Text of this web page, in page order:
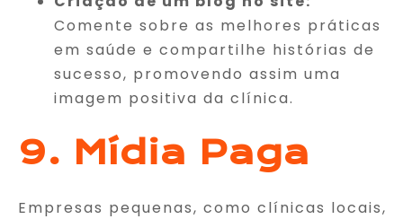
Comente sobre as melhores práticas
em saúde e compartilhe histórias de
sucesso, promovendo assim uma
imagem positiva da clínica.
9. Mídia Paga
Empresas pequenas, como clínicas locais,